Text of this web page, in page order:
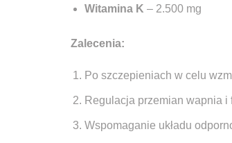
Witamina K – 2.500 mg
Zalecenia:
Po szczepieniach w celu
Regulacja przemian wapnia
Wspomaganie układu